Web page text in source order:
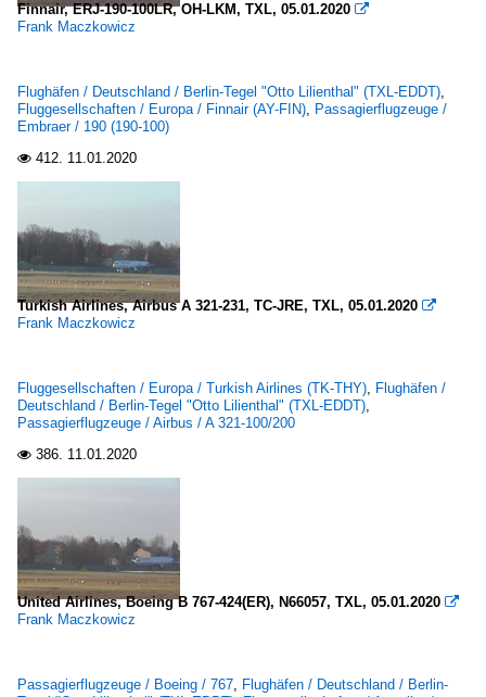
Finnair, ERJ-190-100LR, OH-LKM, TXL, 05.01.2020 
Frank Maczkowicz
Flughäfen / Deutschland / Berlin-Tegel "Otto Lilienthal" (TXL-EDDT),
Fluggesellschaften / Europa / Finnair (AY-FIN), Passagierflugzeuge /
Embraer / 190 (190-100)
 412. 11.01.2020
Turkish Airlines, Airbus A 321-231, TC-JRE, TXL, 05.01.2020 
Frank Maczkowicz
Fluggesellschaften / Europa / Turkish Airlines (TK-THY), Flughäfen /
Deutschland / Berlin-Tegel "Otto Lilienthal" (TXL-EDDT),
Passagierflugzeuge / Airbus / A 321-100/200
 386. 11.01.2020
United Airlines, Boeing B 767-424(ER), N66057, TXL, 05.01.2020 
Frank Maczkowicz
Passagierflugzeuge / Boeing / 767, Flughäfen / Deutschland / Berlin-